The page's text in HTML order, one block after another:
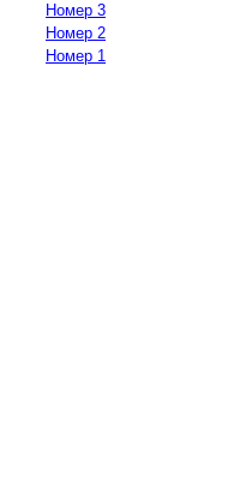
Номер 3
Номер 2
Номер 1